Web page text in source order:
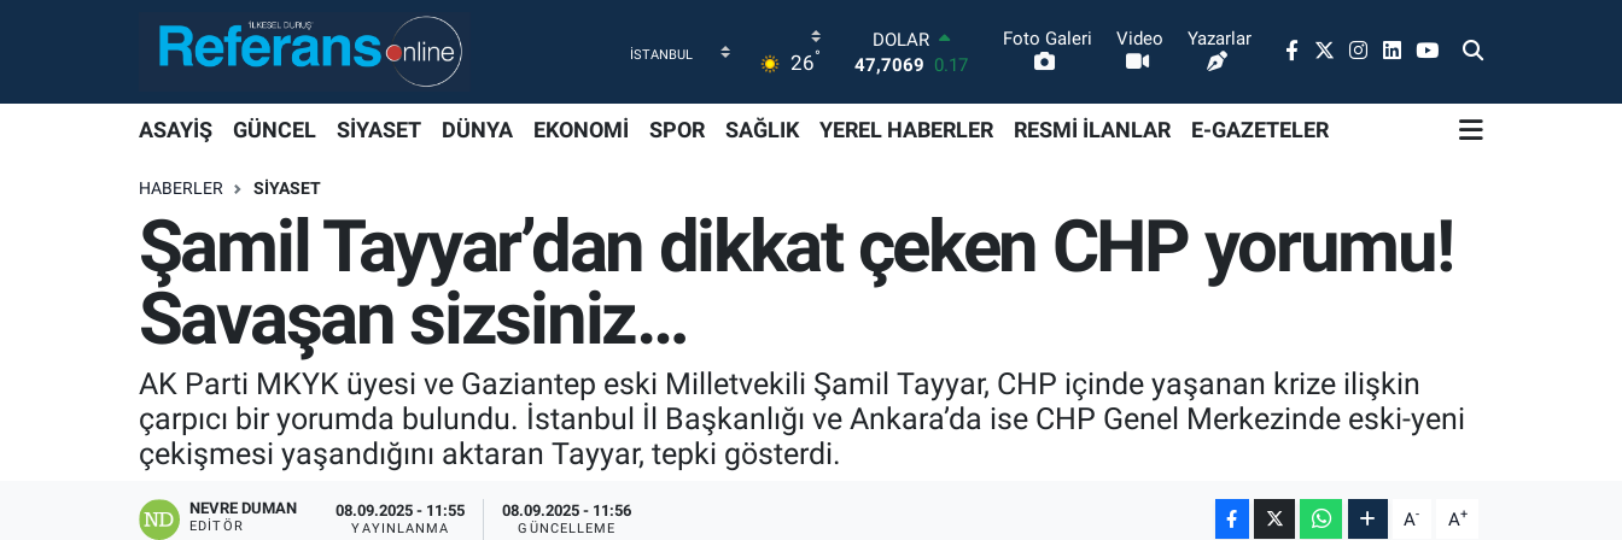
26°
DOLAR
47,7069 0.17
STERLİN
1.44
BİST100
13.887 64
BITCOIN
Foto Galeri Video Yazarlar
ASAYİŞ GÜNCEL SİYASET DÜNYA EKONOMİ SPOR SAĞLIK YEREL HABERLER RESMİ İLANLAR E-GAZETELER
HABERLER SİYASET
Şamil Tayyar’dan dikkat çeken CHP yorumu!
Savaşan sizsiniz…
AK Parti MKYK üyesi ve Gaziantep eski Milletvekili Şamil Tayyar, CHP içinde yaşanan krize ilişkin
çarpıcı bir yorumda bulundu. İstanbul İl Başkanlığı ve Ankara’da ise CHP Genel Merkezinde eski-yeni
çekişmesi yaşandığını aktaran Tayyar, tepki gösterdi.
NEVRE DUMAN
EDITÖR
08.09.2025 - 11:55
YAYINLANMA
08.09.2025 - 11:56
GÜNCELLEME A- A+